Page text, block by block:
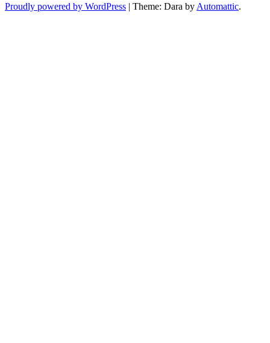
Proudly powered by WordPress | Theme: Dara by Automattic.